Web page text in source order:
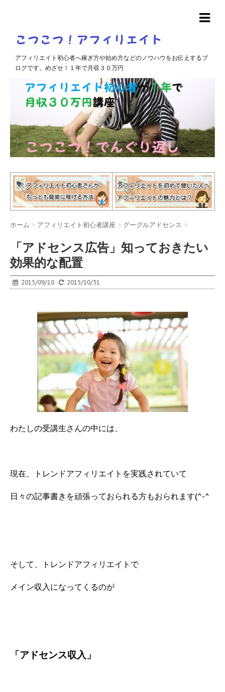
アフィリエイト初心者へ稼ぎ方や始め方などのノウハウをお伝えするブ
ログです。めざせ！１年で月収３０万円
ホーム > アフィリエイト初心者講座 > グーグルアドセンス >
「アドセンス広告」知っておきたい
効果的な配置
2015/09/10 2015/10/31
わたしの受講生さんの中には、
現在、トレンドアフィリエイトを実践されていて
日々の記事書きを頑張っておられる方もおられます(^-^
そして、トレンドアフィリエイトで
メイン収入になってくるのが
「アドセンス収入」